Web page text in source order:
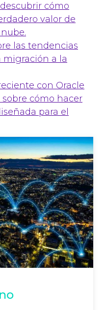
cómo
valor de
las tendencias
migración a la
con Oracle
sobre cómo hacer
para el